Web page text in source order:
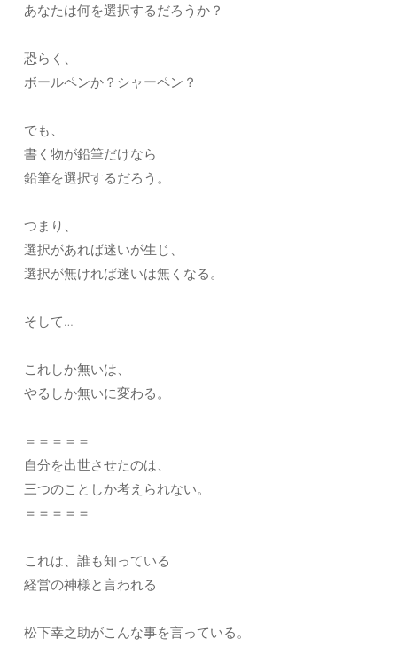
あなたは何を選択するだろうか？
恐らく、
ボールペンか？シャーペン？
でも、
書く物が鉛筆だけなら
鉛筆を選択するだろう。
つまり、
選択があれば迷いが生じ、
選択が無ければ迷いは無くなる。
そして…
これしか無いは、
やるしか無いに変わる。
＝＝＝＝＝
自分を出世させたのは、
三つのことしか考えられない。
＝＝＝＝＝
これは、誰も知っている
経営の神様と言われる
松下幸之助がこんな事を言っている。